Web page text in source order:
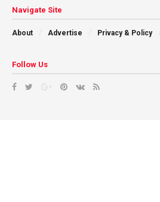
Navigate Site
About Advertise Privacy & Policy
Follow Us